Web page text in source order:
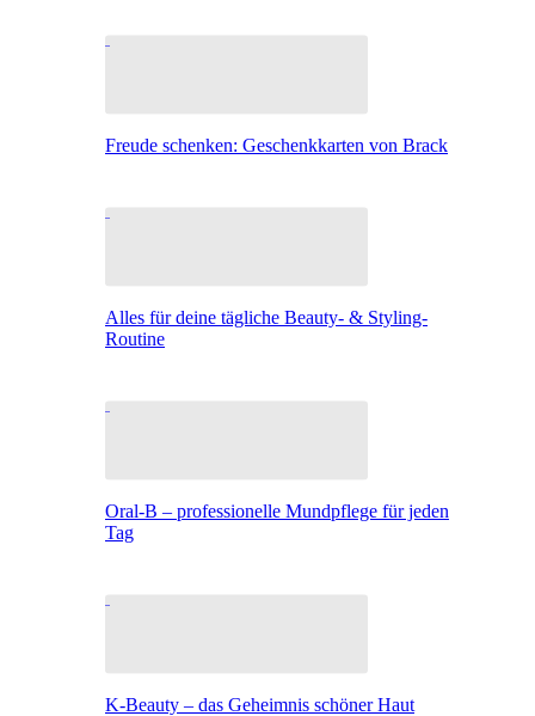
Freude schenken: Geschenkkarten von Brack
Alles für deine tägliche Beauty- & Styling-
Routine
Oral-B – professionelle Mundpflege für jeden
Tag
K-Beauty – das Geheimnis schöner Haut